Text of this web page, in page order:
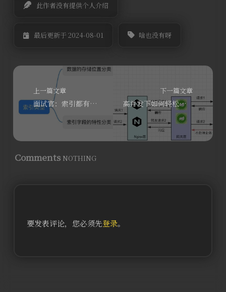
此作者没有提供个人介绍
最后更新于 2024-08-01 啥也没有呀
上一篇文章
面试官：索引都有哪些类型？什么是聚簇索引、二级索引？覆盖索引又是怎么回事呢？
下一篇文章
高并发下如何轻松的保证接口幂等性
Comments NOTHING
要发表评论，您必须先登录。